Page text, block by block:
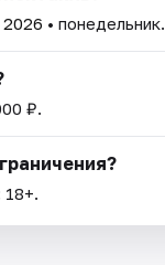
2026 • понедельник.
₽.
18+.